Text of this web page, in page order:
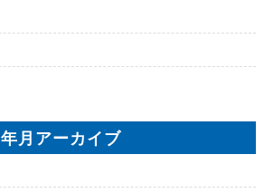
年月アーカイブ